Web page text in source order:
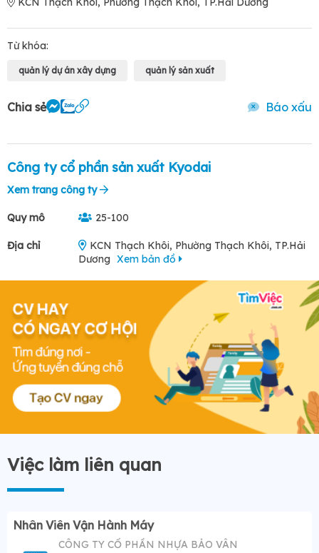
Từ khóa:
quản lý dự án xây dựng quản lý sản xuất
Chia sẻ Báo xấu
Công ty cổ phần sản xuất Kyodai
Xem trang công ty
Quy mô 25-100
Địa chỉ
KCN Thạch Khôi, Phường Thạch Khôi, TP.Hải
Dương Xem bản đồ
Việc làm liên quan
Nhân Viên Vận Hành Máy
CÔNG TY CỔ PHẦN NHỰA BẢO VÂN